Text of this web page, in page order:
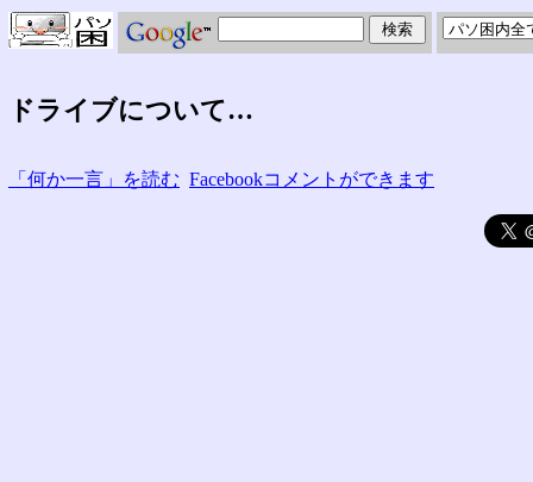
ドライブについて…
「何か一言」を読む Facebookコメントができます